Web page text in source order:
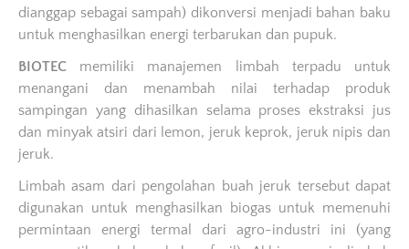
dianggap sebagai sampah) dikonversi menjadi bahan baku
untuk menghasilkan energi terbarukan dan pupuk.
BIOTEC memiliki manajemen limbah terpadu untuk
menangani dan menambah nilai terhadap produk
sampingan yang dihasilkan selama proses ekstraksi jus
dan minyak atsiri dari lemon, jeruk keprok, jeruk nipis dan
jeruk.
Limbah asam dari pengolahan buah jeruk tersebut dapat
digunakan untuk menghasilkan biogas untuk memenuhi
permintaan energi termal dari agro-industri ini (yang